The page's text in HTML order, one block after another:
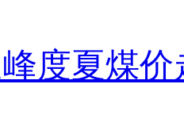
度夏煤价